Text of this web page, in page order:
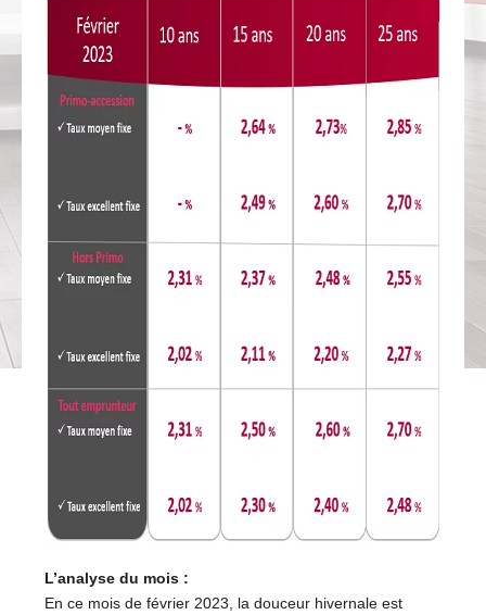
L’analyse du mois :
En ce mois de février 2023, la douceur hivernale est